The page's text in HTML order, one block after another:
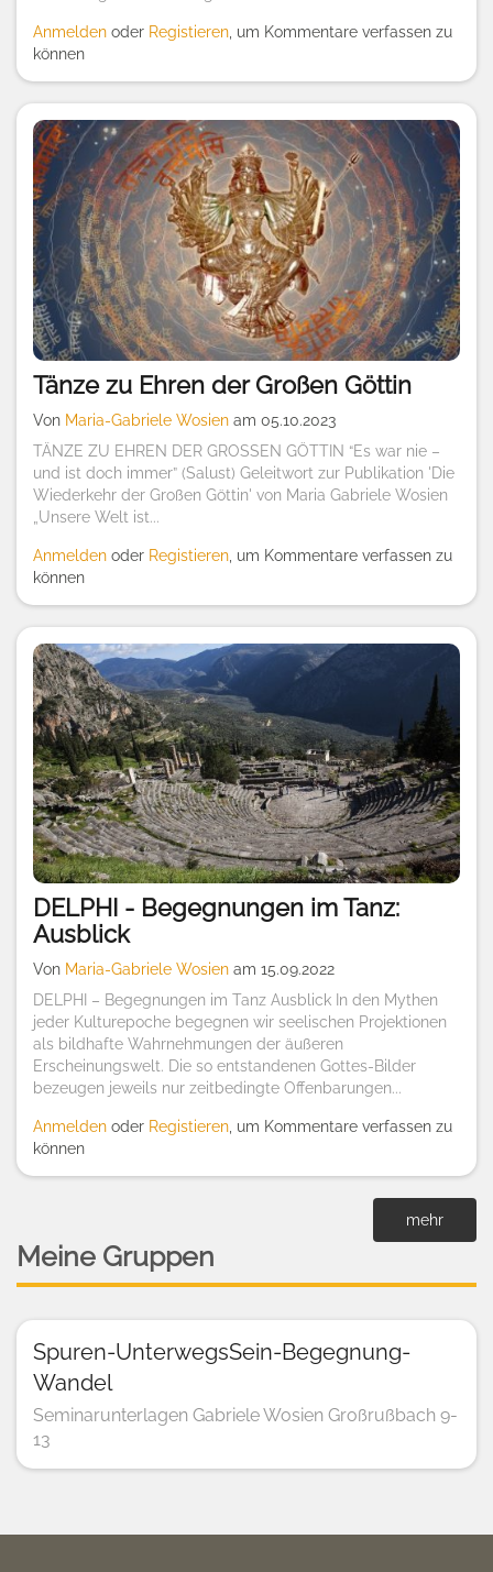
Anmelden oder Registieren, um Kommentare verfassen zu
können
Tänze zu Ehren der Großen Göttin
Von Maria-Gabriele Wosien am 05.10.2023
TÄNZE ZU EHREN DER GROSSEN GÖTTIN “Es war nie –
und ist doch immer” (Salust) Geleitwort zur Publikation 'Die
Wiederkehr der Großen Göttin' von Maria Gabriele Wosien
„Unsere Welt ist...
Anmelden oder Registieren , um Kommentare verfassen zu
können
DELPHI - Begegnungen im Tanz:
Ausblick
Von Maria-Gabriele Wosien am 15.09.2022
DELPHI – Begegnungen im Tanz Ausblick In den Mythen
jeder Kulturepoche begegnen wir seelischen Projektionen
als bildhafte Wahrnehmungen der äußeren
Erscheinungswelt. Die so entstandenen Gottes-Bilder
bezeugen jeweils nur zeitbedingte Offenbarungen...
Anmelden oder Registieren , um Kommentare verfassen zu
können
mehr
Meine Gruppen
Spuren-UnterwegsSein-Begegnung-
Wandel
Seminarunterlagen Gabriele Wosien Großrußbach 9-
13